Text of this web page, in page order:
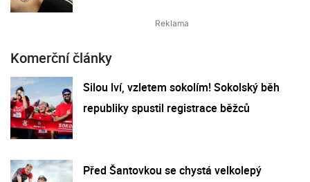
Komerční články
Silou lví, vzletem sokolím! Sokolský běh
republiky spustil registrace běžců
Před Šantovkou se chystá velkolepý